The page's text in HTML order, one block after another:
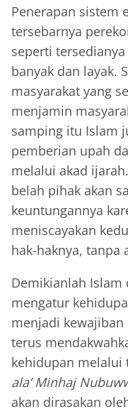
Penerapan sistem
tersebarnya
seperti
banyak dan layak.
masyarakat yang
menjamin
samping itu Islam
pemberian upah
melalui akad
belah pihak akan
keuntungannya
meniscayakan
hak-haknya, tanpa
Demikianlah Islam
mengatur
menjadi
terus
kehidupan melalui
ala’ Minhaj
akan dirasakan